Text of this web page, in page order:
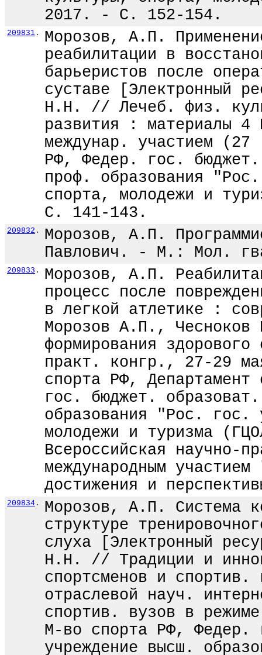
2017. - С. 152-154.
209831 .
Морозов, А.П.
реабилитации в
барьеристов после
суставе [Электронный
Н.Н. // Лечеб. физ.
развития : материалы
междунар. участием
РФ, Федер. гос. бюджет.
проф. образования
спорта, молодежи и
С. 141-143.
209832 .
Морозов, А.П.
Павлович. - М.: Мол.
209833 .
Морозов, А.П.
процесс после
в легкой атлетике :
Морозов А.П.,
формирования
практ. конгр., 27-29
спорта РФ,
гос. бюджет.
образования "Рос.
молодежи и туризма
Всероссийская научно-
международным
достижения и
209834 .
Морозов, А.П. Система
структуре
слуха [Электронный
Н.Н. // Традиции и
спортсменов и
отраслевой науч.
спортив. вузов в
М-во спорта РФ, Федер.
учреждение высш.